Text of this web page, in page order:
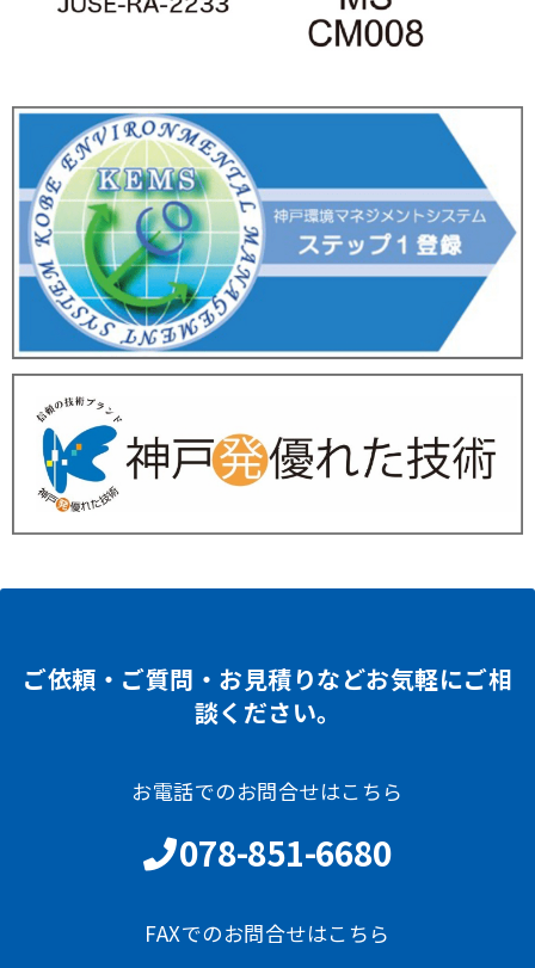
ご依頼・ご質問・お見積りなどお気軽にご相
談ください。
お電話でのお問合せはこちら
078-851-6680
FAXでのお問合せはこちら